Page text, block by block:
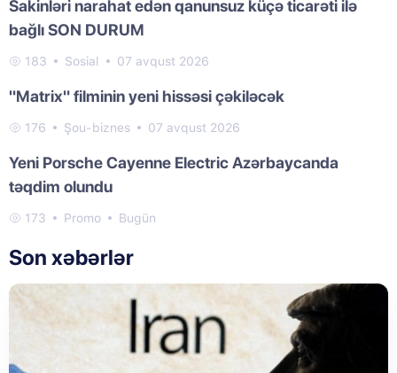
Sakinləri narahat edən qanunsuz küçə ticarəti ilə
bağlı SON DURUM
183 Sosial 07 avqust 2026
"Matrix" filminin yeni hissəsi çəkiləcək
176 Şou-biznes 07 avqust 2026
Yeni Porsche Cayenne Electric Azərbaycanda
təqdim olundu
173 Promo Bugün
Son xəbərlər